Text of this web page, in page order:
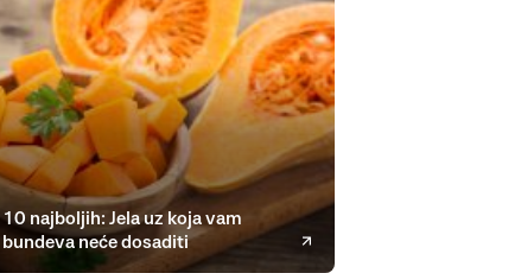
10 najboljih: Jela uz koja vam
bundeva neće dosaditi